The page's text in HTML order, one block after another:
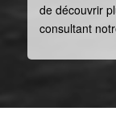
de découvrir
consultant